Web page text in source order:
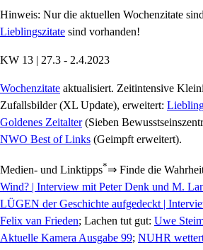
Hinweis: Nur die aktuellen Wochenzitate
Lieblingszitate sind vorhanden!
KW 13 | 27.3 - 2.4.2023
Wochenzitate aktualisiert. Zeitintensive
Zufallsbilder (XL Update), erweitert:
Goldenes Zeitalter(Sieben
NWO Best of Links (Geimpft erweitert).
Medien- und Linktipps*⇒ Finde die
Wind? | Interview mit Peter Denk und M.
LÜGEN der Geschichte aufgedeckt |
Felix van Frieden; Lachen tut gut: Uwe
Aktuelle Kamera Ausgabe 99; NUHR